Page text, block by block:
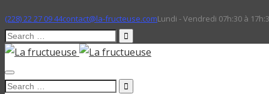
(228) 22 27 09 44contact@la-fructeuse.comLundi - Vendredi 07h:30 à
Search
for:
Search